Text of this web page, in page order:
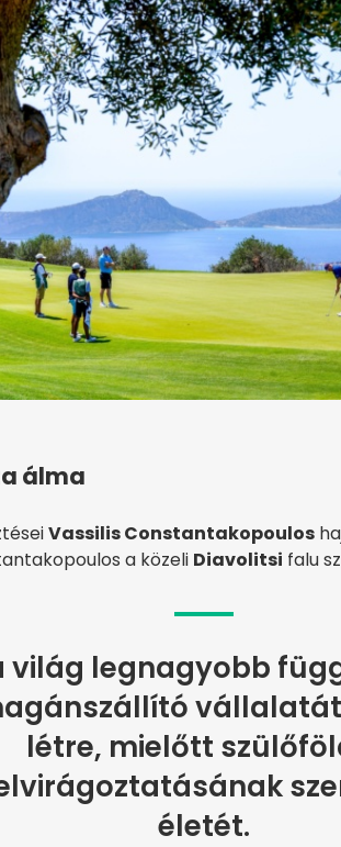
álma
Vassilis Constantakopoulos
a közeli Diavolitsi falu
világ legnagyobb
létre, mielőtt
életét.